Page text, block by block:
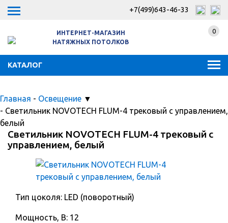
+7(499)643-46-33
ИНТЕРНЕТ-МАГАЗИН
НАТЯЖНЫХ ПОТОЛКОВ
КАТАЛОГ
0
Главная - Освещение ▼
- Светильник NOVOTECH FLUM-4 трековый с управлением,
белый
Светильник NOVOTECH FLUM-4 трековый с
управлением, белый
Тип цоколя: LED (поворотный)
Мощность, В: 12